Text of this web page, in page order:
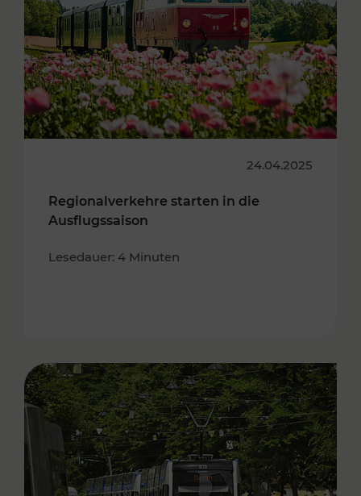
24.04.2025
Regionalverkehre starten in die
Ausflugssaison
Lesedauer: 4 Minuten